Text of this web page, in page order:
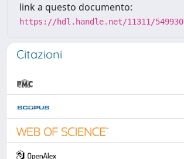
link a questo documento:
https://hdl.handle.net/11311/549930
Citazioni